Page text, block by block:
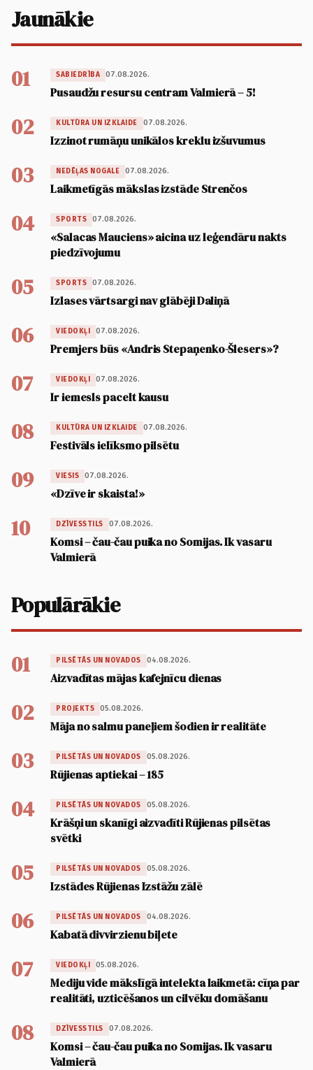
Jaunākie
01 SABIEDRĪBA 07.08.2026.
Pusaudžu resursu centram Valmierā – 5!
02 KULTŪRA UN IZKLAIDE 07.08.2026.
Izzinot rumāņu unikālos kreklu izšuvumus
03 NEDĒĻAS NOGALE 07.08.2026.
Laikmetīgās mākslas izstāde Strenčos
04 SPORTS 07.08.2026.
«Salacas Mauciens» aicina uz leģendāru nakts
piedzīvojumu
05 SPORTS 07.08.2026.
Izlases vārtsargi nav glābēji Daliņā
06 VIEDOKĻI 07.08.2026.
Premjers būs «Andris Stepaņenko-Šlesers»?
07 VIEDOKĻI 07.08.2026.
Ir iemesls pacelt kausu
08 KULTŪRA UN IZKLAIDE 07.08.2026.
Festivāls ielīksmo pilsētu
09 VIESIS 07.08.2026.
«Dzīve ir skaista!»
10 DZĪVESSTILS 07.08.2026.
Komsi – čau-čau puika no Somijas. Ik vasaru
Valmierā
Populārākie
01 PILSĒTĀS UN NOVADOS 04.08.2026.
Aizvadītas mājas kafejnīcu dienas
02 PROJEKTS 05.08.2026.
Māja no salmu paneļiem šodien ir realitāte
03 PILSĒTĀS UN NOVADOS 05.08.2026.
Rūjienas aptiekai – 185
04 PILSĒTĀS UN NOVADOS 05.08.2026.
Krāšņi un skanīgi aizvadīti Rūjienas pilsētas
svētki
05 PILSĒTĀS UN NOVADOS 05.08.2026.
Izstādes Rūjienas Izstāžu zālē
06 PILSĒTĀS UN NOVADOS 04.08.2026.
Kabatā divvirzienu biļete
07 VIEDOKĻI 05.08.2026.
Mediju vide mākslīgā intelekta laikmetā: cīņa par
realitāti, uzticēšanos un cilvēku domāšanu
08 DZĪVESSTILS 07.08.2026.
Komsi – čau-čau puika no Somijas. Ik vasaru
Valmierā